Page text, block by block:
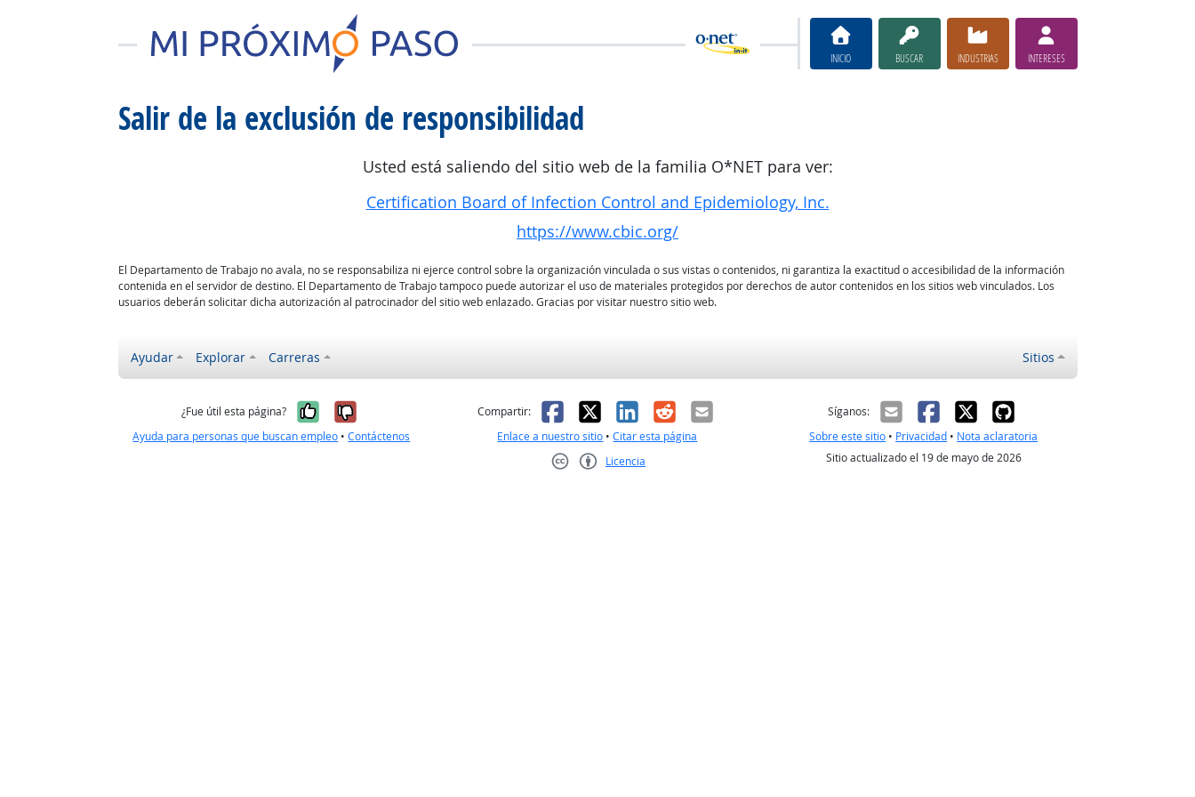
INICIO BUSCAR INDUSTRIAS INTERESES
Salir de la exclusión de responsibilidad
Usted está saliendo del sitio web de la familia O*NET para ver:
Certification Board of Infection Control and Epidemiology, Inc.
https://www.cbic.org/
El Departamento de Trabajo no avala, no se responsabiliza ni ejerce control sobre la organización vinculada o sus vistas o contenidos, ni garantiza la exactitud o accesibilidad de la información
contenida en el servidor de destino. El Departamento de Trabajo tampoco puede autorizar el uso de materiales protegidos por derechos de autor contenidos en los sitios web vinculados. Los
usuarios deberán solicitar dicha autorización al patrocinador del sitio web enlazado. Gracias por visitar nuestro sitio web.
Ayudar Explorar Carreras Sitios
¿Fue útil esta página? Sí, fue útil
No, no fue útil
Ayuda para personas que buscan empleo •Contáctenos
Compartir: Facebook
X LinkedIn
RedditCorreo electrónico
Enlace a nuestro sitio •Citar esta página
Licencia
Síganos:
Sobre este sitio • Privacidad • Nota aclaratoria
Sitio actualizado el 19 de mayo de 2026